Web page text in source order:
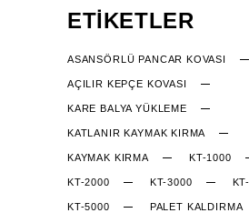
ETIKETLER
ASANSÖRLÜ PANCAR KOVASI
AÇILIR KEPÇE KOVASI
KARE BALYA YÜKLEME
KATLANIR KAYMAK KIRMA
KAYMAK KIRMA KT-1000
KT-2000 KT-3000
KT-5000 PALET KALDIRMA